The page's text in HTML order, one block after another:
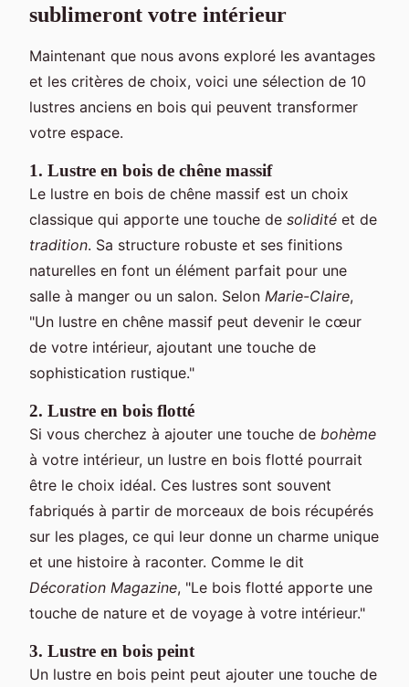
sublimeront votre intérieur
Maintenant que nous avons exploré les avantages
et les critères de choix, voici une sélection de 10
lustres anciens en bois qui peuvent transformer
votre espace.
1. Lustre en bois de chêne massif
Le lustre en bois de chêne massif est un choix
classique qui apporte une touche de solidité et de
tradition. Sa structure robuste et ses finitions
naturelles en font un élément parfait pour une
salle à manger ou un salon. Selon Marie-Claire,
"Un lustre en chêne massif peut devenir le cœur
de votre intérieur, ajoutant une touche de
sophistication rustique."
2. Lustre en bois flotté
Si vous cherchez à ajouter une touche de bohème
à votre intérieur, un lustre en bois flotté pourrait
être le choix idéal. Ces lustres sont souvent
fabriqués à partir de morceaux de bois récupérés
sur les plages, ce qui leur donne un charme unique
et une histoire à raconter. Comme le dit
Décoration Magazine, "Le bois flotté apporte une
touche de nature et de voyage à votre intérieur."
3. Lustre en bois peint
Un lustre en bois peint peut ajouter une touche de